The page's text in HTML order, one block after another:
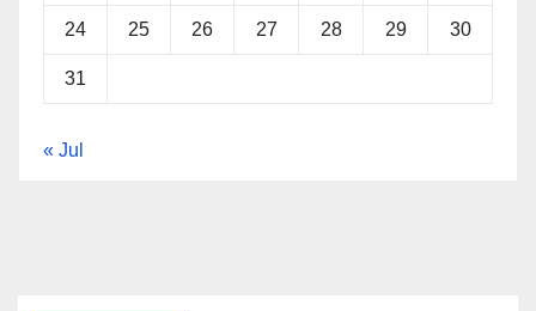
24 25 26 27 28 29 30
31
« Jul